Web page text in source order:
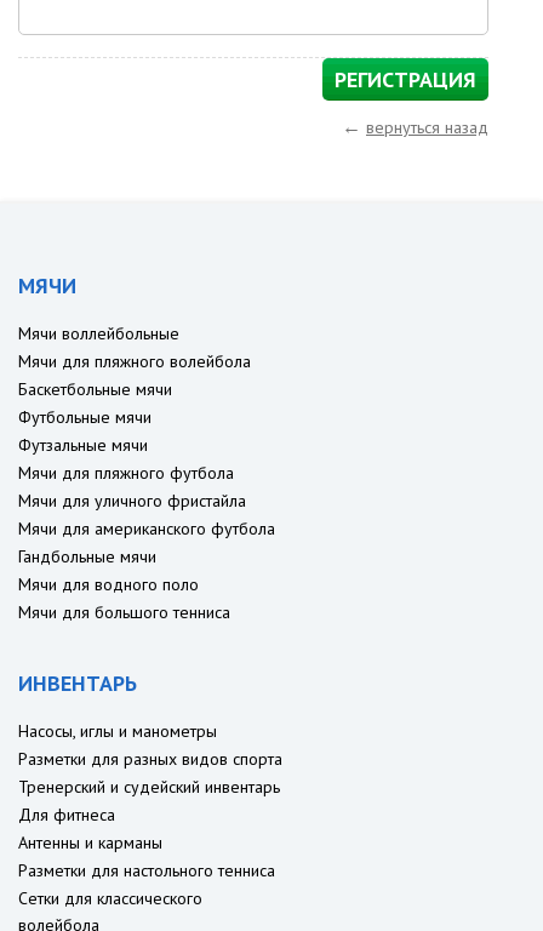
← вернуться назад
МЯЧИ
Мячи воллейбольные
Мячи для пляжного волейбола
Баскетбольные мячи
Футбольные мячи
Футзальные мячи
Мячи для пляжного футбола
Мячи для уличного фристайла
Мячи для американского футбола
Гандбольные мячи
Мячи для водного поло
Мячи для большого тенниса
ИНВЕНТАРЬ
Насосы, иглы и манометры
Разметки для разных видов спорта
Тренерский и судейский инвентарь
Для фитнеса
Антенны и карманы
Разметки для настольного тенниса
Сетки для классического
волейбола